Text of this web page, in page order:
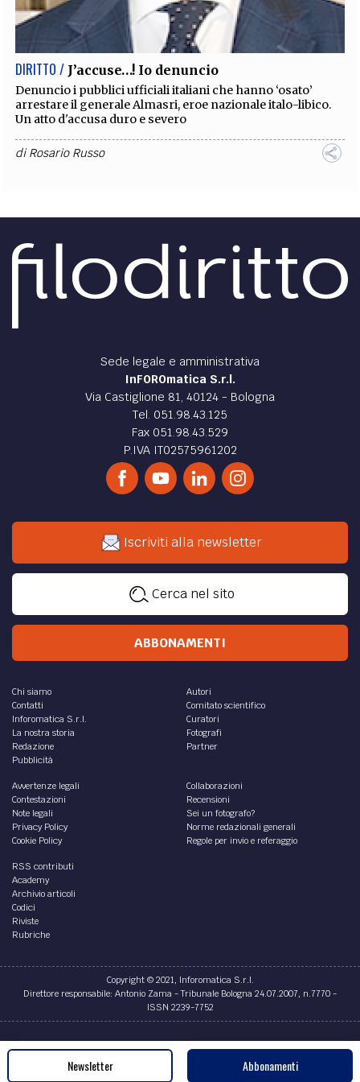
EXTRA
RUBRICHE LIBRI PROCEEDINGS PUBBLICITÀ CONTATTI
SOCIAL MEDIA
DIRITTO / J’accuse…! Io denuncio
Denuncio i pubblici ufficiali italiani che hanno ‘osato’
arrestare il generale Almasri, eroe nazionale italo-libico.
Un atto d'accusa duro e severo
diRosario Russo
Sede legale e amministrativa
InFOROmatica S.r.l.
Via Castiglione 81, 40124 - Bologna
Tel. 051.98.43.125
Fax 051.98.43.529
P.IVA IT02575961202
Iscriviti alla newsletter
Cerca nel sito
ABBONAMENTI
Chi siamo
Contatti
Inforomatica S.r.l.
La nostra storia
Redazione
Pubblicità
Autori
Comitato scientifico
Curatori
Fotografi
Partner
Avvertenze legali
Contestazioni
Note legali
Privacy Policy
Cookie Policy
Collaborazioni
Recensioni
Sei un fotografo?
Norme redazionali generali
Regole per invio e referaggio
RSS contributi
Academy
Archivio articoli
Codici
Riviste
Rubriche
Copyright © 2021, Inforomatica S.r.l.
Direttore responsabile: Antonio Zama - Tribunale Bologna 24.07.2007, n.7770 -
ISSN 2239-7752
Credits
Newsletter Abbonamenti